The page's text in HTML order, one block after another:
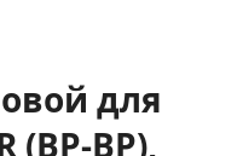
для
(ВР-ВР),